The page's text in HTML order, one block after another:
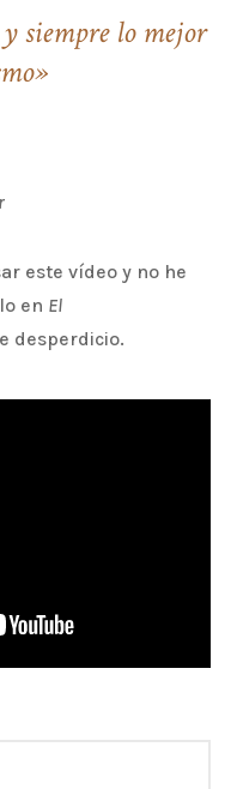
siempre lo mejor
este vídeo y no he
en El
desperdicio.